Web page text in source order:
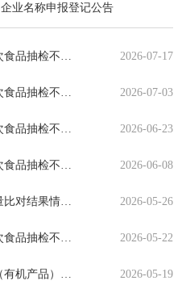
企业名称申报登记公告
市场监管总局办公厅关于45批次食品抽检不合格情况的通报 2026-07-17
市场监管总局办公厅关于46批次食品抽检不合格情况的通报 2026-07-03
市场监管总局办公厅关于37批次食品抽检不合格情况的通报 2026-06-23
市场监管总局办公厅关于32批次食品抽检不合格情况的通报 2026-06-08
长江经济带环境监测类国家计量比对结果情况通报 2026-05-26
市场监管总局办公厅关于40批次食品抽检不合格情况的通报 2026-05-22
市场监管总局关于2025年认证（有机产品）有效性抽查结果的通报 2026-05-19